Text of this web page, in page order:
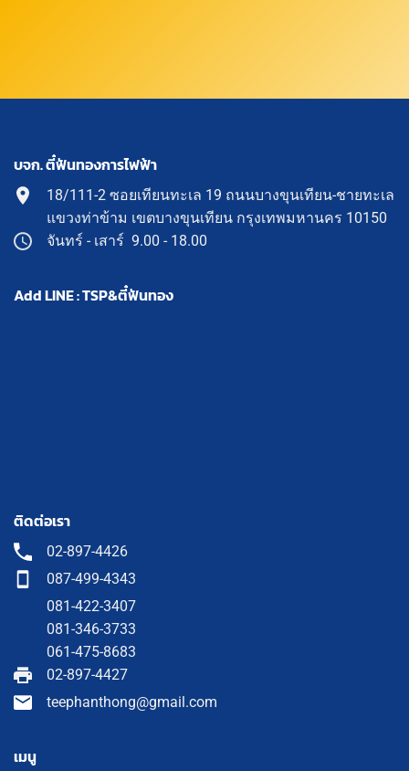
บจก. ตี๋ฟันทองการไฟฟ้า
18/111-2 ซอยเทียนทะเล 19 ถนนบางขุนเทียน-ชายทะเล
แขวงท่าข้าม เขตบางขุนเทียน กรุงเทพมหานคร 10150
จันทร์ - เสาร์ 9.00 - 18.00
Add LINE : TSP&ตี๋ฟันทอง
ติดต่อเรา
02-897-4426
087-499-4343
081-422-3407
081-346-3733
061-475-8683
02-897-4427
teephanthong@gmail.com
เมนู